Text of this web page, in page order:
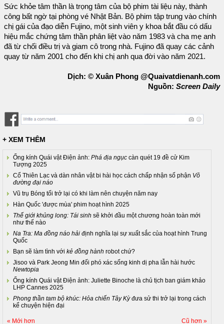
Sức khỏe tâm thần là trọng tâm của bộ phim tài liệu này, thành
công bất ngờ tại phòng vé Nhật Bản. Bộ phim tập trung vào chính
chị gái của đạo diễn Fujino, một sinh viên y khoa bắt đầu có dấu
hiệu mắc chứng tâm thần phân liệt vào năm 1983 và cha mẹ anh
đã từ chối điều trị và giam cô trong nhà. Fujino đã quay các cảnh
quay từ năm 2001 cho đến khi chị anh qua đời vào năm 2021.
Dịch: © Xuân Phong @Quaivatdienanh.com
Nguồn: Screen Daily
+ XEM THÊM
Ống kính Quái vật Điện ảnh: Phá địa ngục càn quét 19 đề cử Kim
Tượng 2025
Cổ Thiên Lạc và dàn nhân vật bi hài học cách chấp nhận số phận Võ
đường đại náo
Vũ trụ Bóng tối trở lại có khi làm nên chuyện năm nay
Hàn Quốc 'được mùa' phim hoạt hình 2025
Thế giới khủng long: Tái sinh sẽ khởi đầu một chương hoàn toàn mới
như thế nào
Na Tra: Ma đồng náo hải định nghĩa lại sự xuất sắc của hoạt hình Trung
Quốc
Bạn sẽ làm tình với kẻ đồng hành robot chứ?
Jisoo và Park Jeong Min đối phó xác sống kinh dị pha lẫn hài hước
Newtopia
Ống kính Quái vật Điện ảnh: Juliette Binoche là chủ tịch ban giám khảo
LHP Cannes 2025
Phong thần tam bộ khúc: Hỏa chiến Tây Kỳđưa sử thi trở lại trong cách
kể chuyện hiện đại
« Mới hơn Cũ hơn »